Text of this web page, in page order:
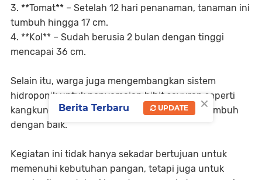
3. **Tomat** – Setelah 12 hari penanaman, tanaman ini
tumbuh hingga 17 cm.
4. **Kol** – Sudah berusia 2 bulan dengan tinggi
mencapai 36 cm.
Selain itu, warga juga mengembangkan sistem
hidroponik untuk penyemaian bibit sayuran seperti
kangkung, sawi, dan bayam yang kini mulai tumbuh
dengan baik.
Kegiatan ini tidak hanya sekadar bertujuan untuk
memenuhi kebutuhan pangan, tetapi juga untuk
×
Berita Terbaru UPDATE